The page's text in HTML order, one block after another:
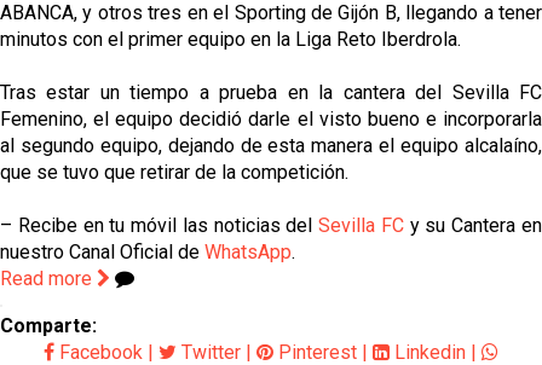
ABANCA, y otros tres en el Sporting de Gijón B, llegando a tener
minutos con el primer equipo en la Liga Reto Iberdrola.
Tras estar un tiempo a prueba en la cantera del Sevilla FC
Femenino, el equipo decidió darle el visto bueno e incorporarla
al segundo equipo, dejando de esta manera el equipo alcalaíno,
que se tuvo que retirar de la competición.
– Recibe en tu móvil las noticias delSevilla FCy su Cantera en
nuestro Canal Oficial de WhatsApp.
Read more
Comparte:
Facebook | Twitter | Pinterest | Linkedin |